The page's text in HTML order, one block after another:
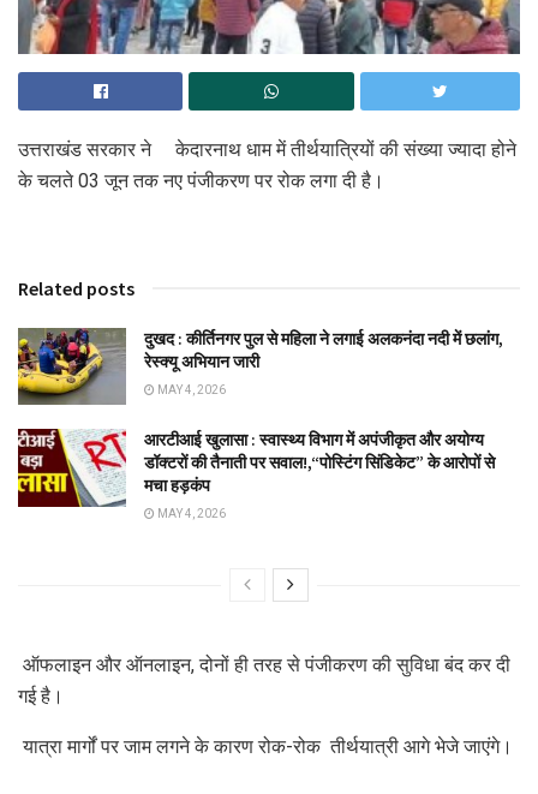
उत्तराखंड सरकार ने केदारनाथ धाम में तीर्थयात्रियों की संख्या ज्यादा होने
के चलते 03 जून तक नए पंजीकरण पर रोक लगा दी है।
Related posts
दुखद : कीर्तिनगर पुल से महिला ने लगाई अलकनंदा नदी में छलांग,
रेस्क्यू अभियान जारी
MAY 4, 2026
आरटीआई खुलासा : स्वास्थ्य विभाग में अपंजीकृत और अयोग्य
डॉक्टरों की तैनाती पर सवाल!,“पोस्टिंग सिंडिकेट” के आरोपों से
मचा हड़कंप
MAY 4, 2026
ऑफलाइन और ऑनलाइन, दोनों ही तरह से पंजीकरण की सुविधा बंद कर दी
गई है।
यात्रा मार्गों पर जाम लगने के कारण रोक-रोक तीर्थयात्री आगे भेजे जाएंगे।